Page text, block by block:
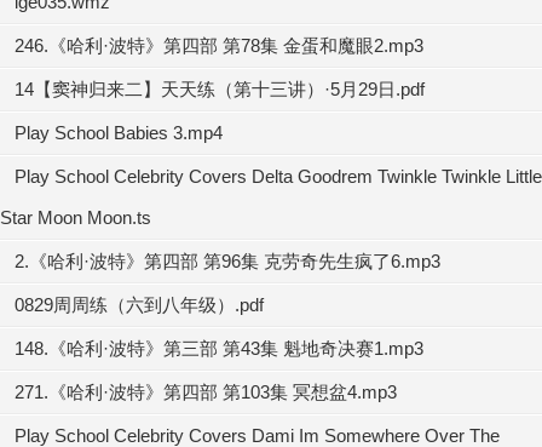
246.《哈利·波特》第四部 第78集 金蛋和魔眼2.mp3
14【窦神归来二】天天练（第十三讲）·5月29日.pdf
Play School Babies 3.mp4
Play School Celebrity Covers Delta Goodrem Twinkle Twinkle Little
Star Moon Moon.ts
2.《哈利·波特》第四部 第96集 克劳奇先生疯了6.mp3
0829周周练（六到八年级）.pdf
148.《哈利·波特》第三部 第43集 魁地奇决赛1.mp3
271.《哈利·波特》第四部 第103集 冥想盆4.mp3
Play School Celebrity Covers Dami Im Somewhere Over The